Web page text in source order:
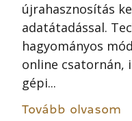
újrahasznosítás
adatátadással.
hagyományos
online csatornán,
gépi...
Tovább olvasom